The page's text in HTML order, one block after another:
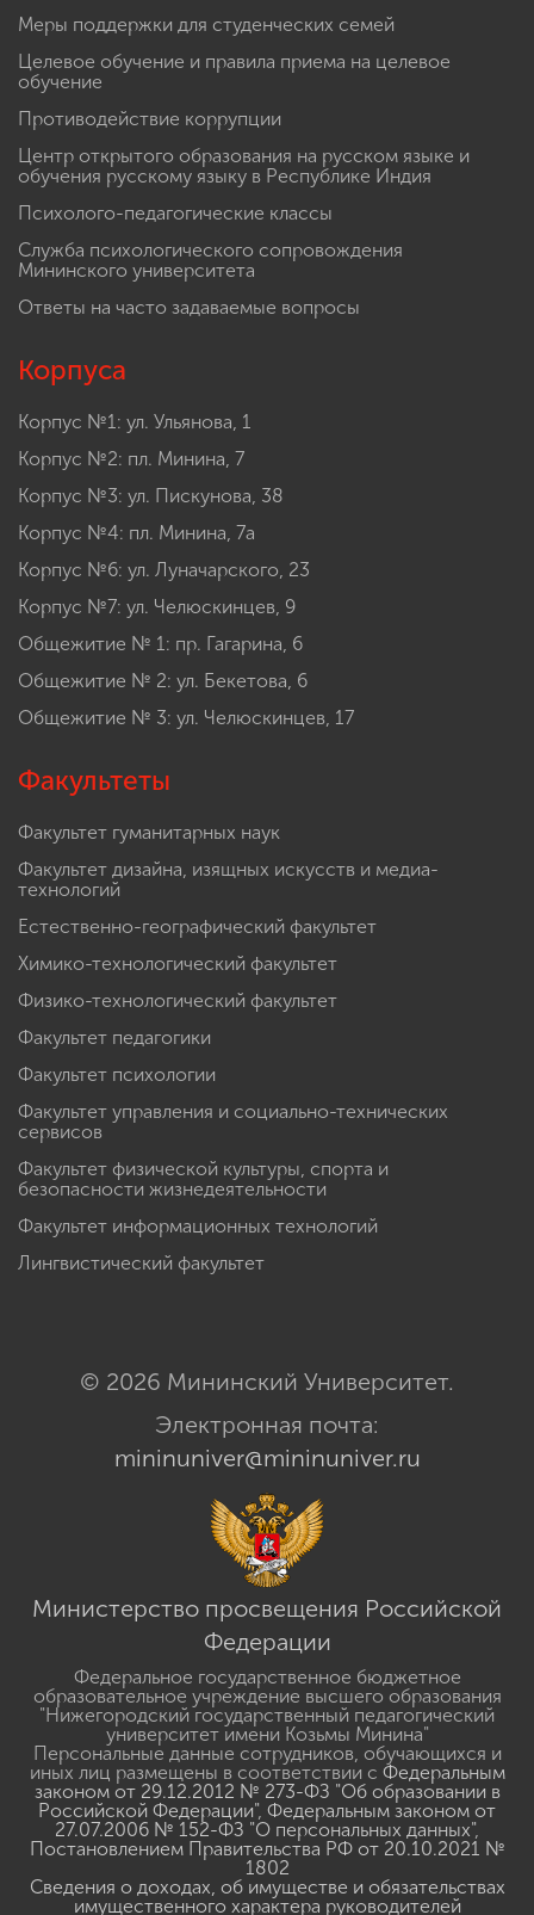
Меры поддержки для студенческих семей
Целевое обучение и правила приема на целевое
обучение
Противодействие коррупции
Центр открытого образования на русском языке и
обучения русскому языку в Республике Индия
Психолого-педагогические классы
Служба психологического сопровождения
Мининского университета
Ответы на часто задаваемые вопросы
Корпуса
Корпус №1: ул. Ульянова, 1
Корпус №2: пл. Минина, 7
Корпус №3: ул. Пискунова, 38
Корпус №4: пл. Минина, 7а
Корпус №6: ул. Луначарского, 23
Корпус №7: ул. Челюскинцев, 9
Общежитие № 1: пр. Гагарина, 6
Общежитие № 2: ул. Бекетова, 6
Общежитие № 3: ул. Челюскинцев, 17
Факультеты
Факультет гуманитарных наук
Факультет дизайна, изящных искусств и медиа-
технологий
Естественно-географический факультет
Химико-технологический факультет
Физико-технологический факультет
Факультет педагогики
Факультет психологии
Факультет управления и социально-технических
сервисов
Факультет физической культуры, спорта и
безопасности жизнедеятельности
Факультет информационных технологий
Лингвистический факультет
© 2026 Мининский Университет.
Электронная почта:
mininuniver@mininuniver.ru
Министерство просвещения Российской
Федерации
Федеральное государственное бюджетное
образовательное учреждение высшего образования
"Нижегородский государственный педагогический
университет имени Козьмы Минина"
Персональные данные сотрудников, обучающихся и
иных лиц размещены в соответствии с Федеральным
законом от 29.12.2012 № 273-ФЗ "Об образовании в
Российской Федерации", Федеральным законом от
27.07.2006 № 152-ФЗ "О персональных данных",
Постановлением Правительства РФ от 20.10.2021 №
1802
Сведения о доходах, об имуществе и обязательствах
имущественного характера руководителей